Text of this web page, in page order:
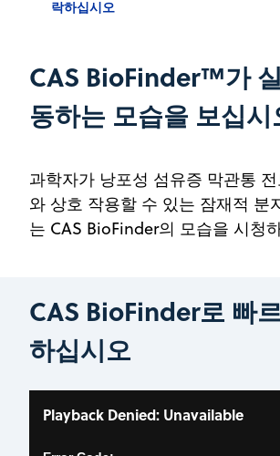
락하십시오
CAS BioFinder™가
동하는 모습을 보십시
과학자가 낭포성 섬유증 막관통
와 상호 작용할 수 있는 잠재적 분
는 CAS BioFinder의 모습을 시청
CAS BioFinder로 빠
하십시오
modal
Playback Denied: Unavailable